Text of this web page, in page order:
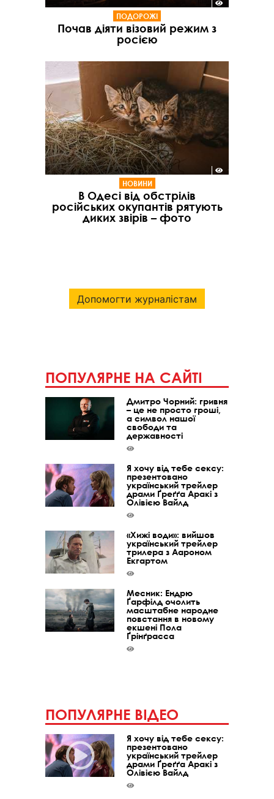
ПОДОРОЖІ
Почав діяти візовий режим з
росією
НОВИНИ
В Одесі від обстрілів
російських окупантів рятують
диких звірів – фото
Допомогти журналістам
ПОПУЛЯРНЕ НА САЙТІ
Дмитро Чорний: гривня
– це не просто гроші,
а символ нашої
свободи та
державності
Я хочу від тебе сексу:
презентовано
український трейлер
драми Ґреґґа Аракі з
Олівією Вайлд
«Хижі води»: вийшов
український трейлер
трилера з Аароном
Екгартом
Месник: Ендрю
Ґарфілд очолить
масштабне народне
повстання в новому
екшені Пола
Ґрінґрасса
ПОПУЛЯРНЕ ВІДЕО
Я хочу від тебе сексу:
презентовано
український трейлер
драми Ґреґґа Аракі з
Олівією Вайлд